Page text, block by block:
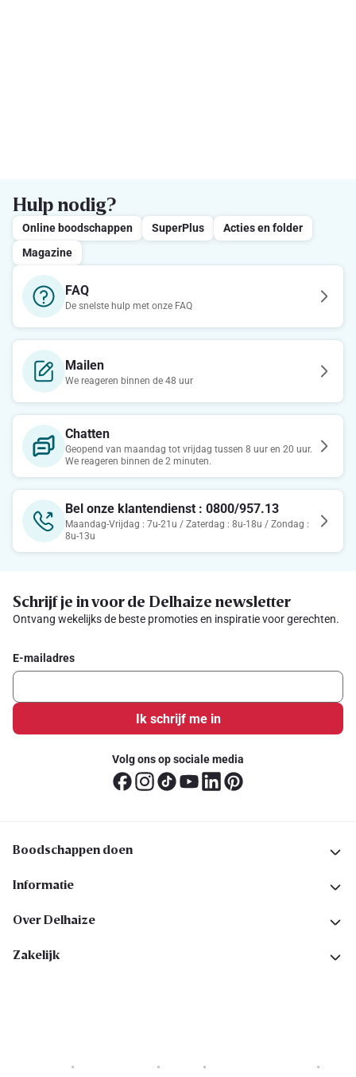
Hulp nodig?
Online boodschappen SuperPlus
Acties en folder
Magazine
FAQ
De snelste hulp met onze FAQ
Mailen
We reageren binnen de 48 uur
Chatten
Geopend van maandag tot vrijdag tussen 8 uur en 20 uur.
We reageren binnen de 2 minuten.
Bel onze klantendienst : 0800/957.13
Maandag-Vrijdag : 7u-21u / Zaterdag : 8u-18u / Zondag :
8u-13u
Schrijf je in voor de Delhaize newsletter
Ontvang wekelijks de beste promoties en inspiratie voor gerechten.
E-mailadres
Ik schrijf me in
Volg ons op sociale media
Boodschappen doen
Informatie
Over Delhaize
Zakelijk